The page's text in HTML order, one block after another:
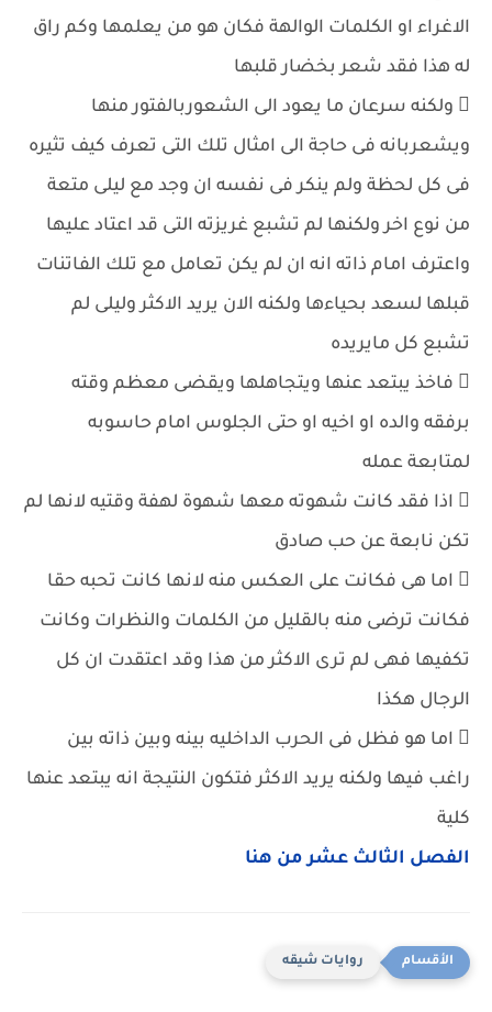
الاغراء او الكلمات الوالهة فكان هو من يعلمها وكم راق
له هذا فقد شعر بخضار قلبها
 ولكنه سرعان ما يعود الى الشعوربالفتور منها
ويشعربانه فى حاجة الى امثال تلك التى تعرف كيف تثيره
فى كل لحظة ولم ينكر فى نفسه ان وجد مع ليلى متعة
من نوع اخر ولكنها لم تشبع غريزته التى قد اعتاد عليها
واعترف امام ذاته انه ان لم يكن تعامل مع تلك الفاتنات
قبلها لسعد بحياءها ولكنه الان يريد الاكثر وليلى لم
تشبع كل مايريده
 فاخذ يبتعد عنها ويتجاهلها ويقضى معظم وقته
برفقه والده او اخيه او حتى الجلوس امام حاسوبه
لمتابعة عمله
 اذا فقد كانت شهوته معها شهوة لهفة وقتيه لانها لم
تكن نابعة عن حب صادق
 اما هى فكانت على العكس منه لانها كانت تحبه حقا
فكانت ترضى منه بالقليل من الكلمات والنظرات وكانت
تكفيها فهى لم ترى الاكثر من هذا وقد اعتقدت ان كل
الرجال هكذا
 اما هو فظل فى الحرب الداخليه بينه وبين ذاته بين
راغب فيها ولكنه يريد الاكثر فتكون النتيجة انه يبتعد عنها
كلية
الفصل الثالث عشر من هنا
روايات شيقه